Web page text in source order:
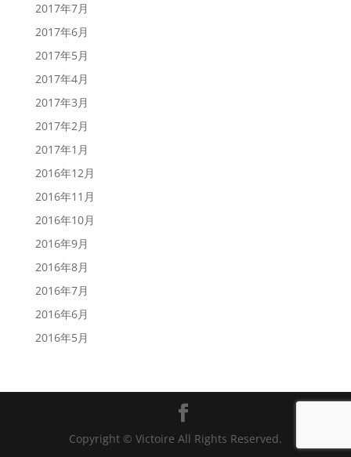
2017年7月
2017年6月
2017年5月
2017年4月
2017年3月
2017年2月
2017年1月
2016年12月
2016年11月
2016年10月
2016年9月
2016年8月
2016年7月
2016年6月
2016年5月
Copyright © Victoire All Rights Reserved.